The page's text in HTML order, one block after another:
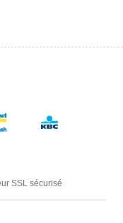
SSL sécurisé